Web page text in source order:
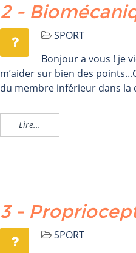
2 -
SPORT
Bonjour a vous ! je
m’aider sur bien des
du membre inférieur dans la
Lire...
3 -
SPORT